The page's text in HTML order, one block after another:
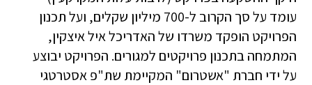
עומד על סך הקרוב ל-700 מיליון שקלים, ועל תכנון
הפרויקט הופקד משרדו של האדריכל איל איצקין,
המתמחה בתכנון פרויקטים למגורים. הפרויקט יבוצע
על ידי חברת "אשטרום" המקיימת שת"פ אסטרטגי